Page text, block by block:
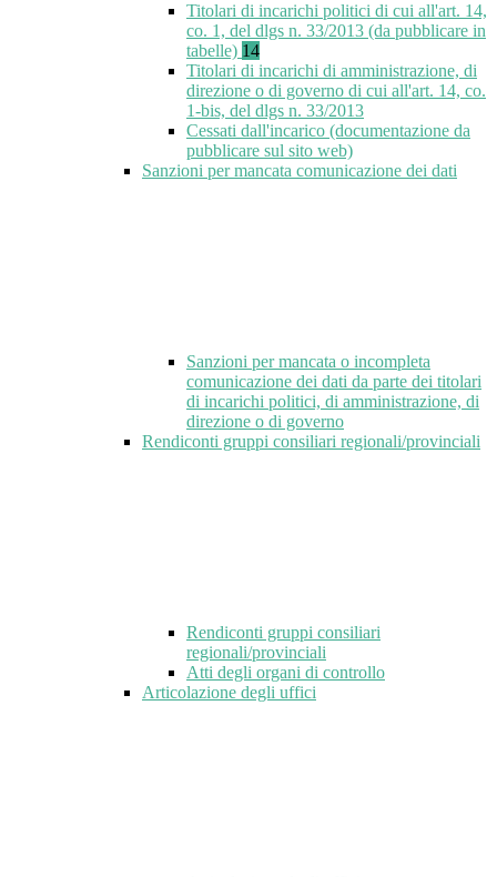
Titolari di incarichi politici di cui all'art. 14,
co. 1, del dlgs n. 33/2013 (da pubblicare in
tabelle) 14
Titolari di incarichi di amministrazione, di
direzione o di governo di cui all'art. 14, co.
1-bis, del dlgs n. 33/2013
Cessati dall'incarico (documentazione da
pubblicare sul sito web)
Sanzioni per mancata comunicazione dei dati
Sanzioni per mancata o incompleta
comunicazione dei dati da parte dei titolari
di incarichi politici, di amministrazione, di
direzione o di governo
Rendiconti gruppi consiliari regionali/provinciali
Rendiconti gruppi consiliari
regionali/provinciali
Atti degli organi di controllo
Articolazione degli uffici